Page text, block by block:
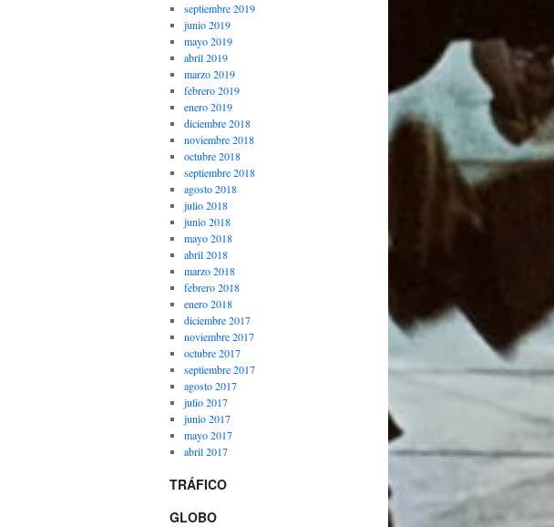
septiembre 2019
junio 2019
mayo 2019
abril 2019
marzo 2019
febrero 2019
enero 2019
diciembre 2018
noviembre 2018
octubre 2018
septiembre 2018
agosto 2018
julio 2018
junio 2018
mayo 2018
abril 2018
marzo 2018
febrero 2018
enero 2018
diciembre 2017
noviembre 2017
octubre 2017
septiembre 2017
agosto 2017
julio 2017
junio 2017
mayo 2017
abril 2017
TRÁFICO
GLOBO